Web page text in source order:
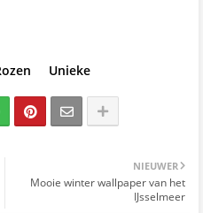
Unieke
NIEUWER
Mooie winter wallpaper van het
IJsselmeer